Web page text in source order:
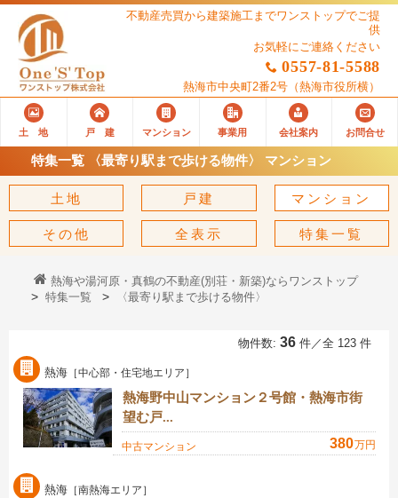
不動産売買から建築施工までワンストップでご提
供
お気軽にご連絡ください
0557-81-5588
熱海市中央町2番2号 （熱海市役所横）
土 地 戸 建 マンション 事業用 会社案内 お問合せ
特集一覧 〈最寄り駅まで歩ける物件〉 マンション
土地 戸建 マンション
その他 全表示 特集一覧
熱海や湯河原・真鶴の不動産(別荘・新築)ならワンストップ
特集一覧
〈最寄り駅まで歩ける物件〉
物件数: 36 件／全 123 件
熱海 ［中心部・住宅地エリア］
熱海野中山マンション２号館・熱海市街
望む戸...
中古マンション 380万円
熱海 ［南熱海エリア］